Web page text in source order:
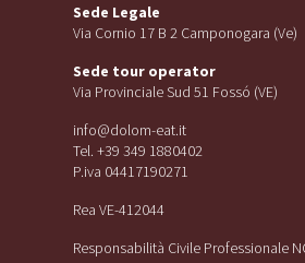
Sede Legale
Via Cornio 17 B 2 Camponogara (Ve)
Sede tour operator
Via Provinciale Sud 51 Fossó (VE)
info@dolom-eat.it
Tel. +39 349 1880402
P.iva 04417190271
Rea VE-412044
Responsabilità Civile Professionale